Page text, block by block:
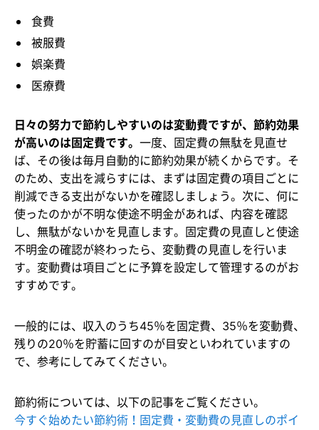
食費
被服費
娯楽費
医療費
日々の努力で節約しやすいのは変動費ですが、節約効果
が高いのは固定費です。 一度、固定費の無駄を見直せ
ば、その後は毎月自動的に節約効果が続くからです。そ
のため、支出を減らすには、まずは固定費の項目ごとに
削減できる支出がないかを確認しましょう。次に、何に
使ったのかが不明な使途不明金があれば、内容を確認
し、無駄がないかを見直します。固定費の見直しと使途
不明金の確認が終わったら、変動費の見直しを行いま
す。変動費は項目ごとに予算を設定して管理するのがお
すすめです。
一般的には、収入のうち45％を固定費、35％を変動費、
残りの20％を貯蓄に回すのが目安といわれていますの
で、参考にしてみてください。
節約術については、以下の記事をご覧ください。
今すぐ始めたい節約術！固定費・変動費の見直しのポイ